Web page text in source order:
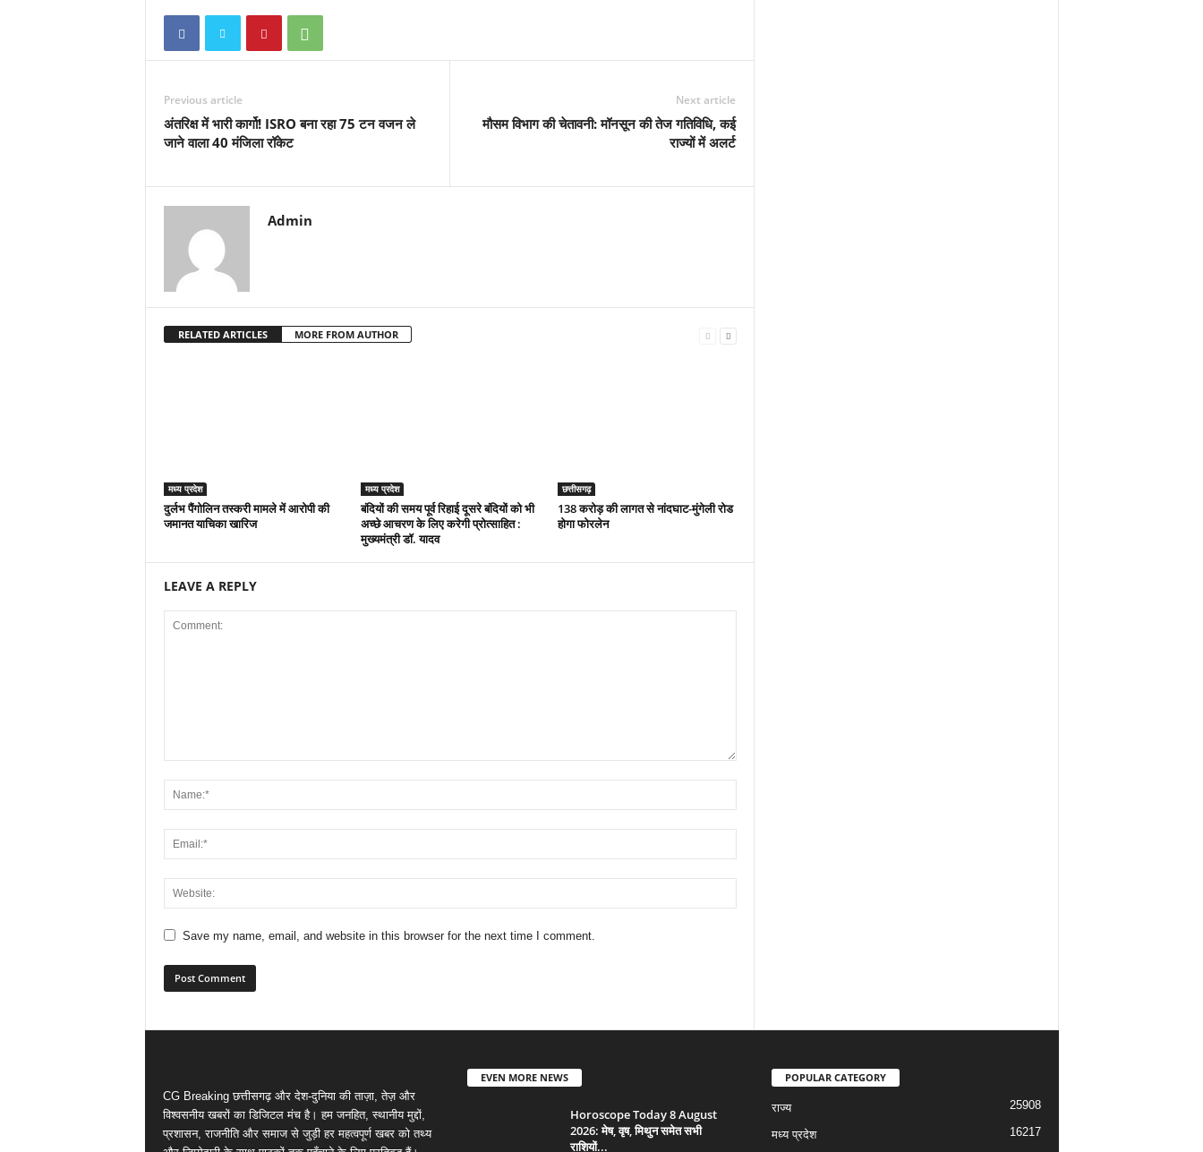
Previous article
अंतरिक्ष में भारी कार्गो! ISRO बना रहा 75 टन वजन ले
जाने वाला 40 मंजिला रॉकेट
Next article
मौसम विभाग की चेतावनी: मॉनसून की तेज गतिविधि, कई
राज्यों में अलर्ट
Admin
RELATED ARTICLES MORE FROM AUTHOR
मध्य प्रदेश
दुर्लभ पैंगोलिन तस्करी मामले में आरोपी की
जमानत याचिका खारिज
मध्य प्रदेश
बंदियों की समय पूर्व रिहाई दूसरे बंदियों को भी
अच्छे आचरण के लिए करेगी प्रोत्साहित :
मुख्यमंत्री डॉ. यादव
छत्तीसगढ़
138 करोड़ की लागत से नांदघाट-मुंगेली रोड
होगा फोरलेन
LEAVE A REPLY
Save my name, email, and website in this browser for the next time I comment.
CG Breaking छत्तीसगढ़ और देश-दुनिया की ताज़ा, तेज़ और
विश्वसनीय खबरों का डिजिटल मंच है। हम जनहित, स्थानीय मुद्दों,
प्रशासन, राजनीति और समाज से जुड़ी हर महत्वपूर्ण खबर को तथ्य
EVEN MORE NEWS
Horoscope Today 8 August
2026: मेष, वृष, मिथुन समेत सभी
राशियों...
POPULAR CATEGORY
राज्य 25908
मध्य प्रदेश
16217